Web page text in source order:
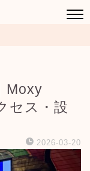
Moxy
セス・設
2026-03-20